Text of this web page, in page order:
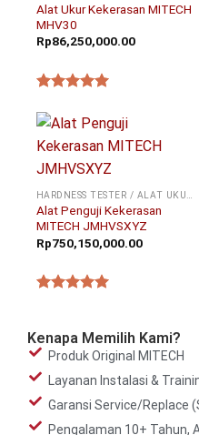
Alat Ukur Kekerasan MITECH
MHV30
Rp86,250,000.00
Alat Penguji Kekerasan
MITECH JMHVSXYZ
Rp750,150,000.00
Kenapa Memilih Kami?
Produk Original MITECH
Layanan Instalasi &
Garansi Service/Replace
Pengalaman 10+ Tahun,